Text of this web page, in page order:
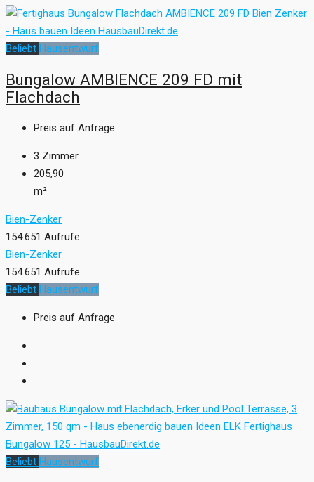
Beliebt Hausentwurf
Bungalow AMBIENCE 209 FD mit
Flachdach
Preis auf Anfrage
3 Zimmer
205,90
m²
Bien-Zenker
154.651 Aufrufe
Bien-Zenker
154.651 Aufrufe
Beliebt Hausentwurf
Preis auf Anfrage
Beliebt Hausentwurf